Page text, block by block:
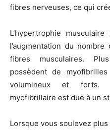
fibres nerveuses, ce qui
L’hypertrophie
l’augmentation du
fibres musculaires.
possèdent de
volumineux et forts.
myofibrillaire est due à un
Lorsque vous soulevez